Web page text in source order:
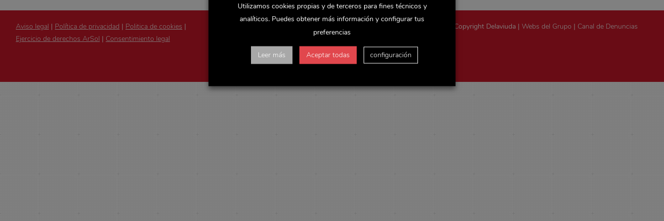
Aviso legal | Política de privacidad | Politica de cookies |
Ejercicio de derechos ArSol | Consentimiento legal
Copyright Delaviuda | Webs del Grupo | Canal de Denuncias
Utilizamos cookies propias y de terceros para fines técnicos y
analíticos. Puedes obtener más información y configurar tus
preferencias
Leer más Aceptar todas configuración